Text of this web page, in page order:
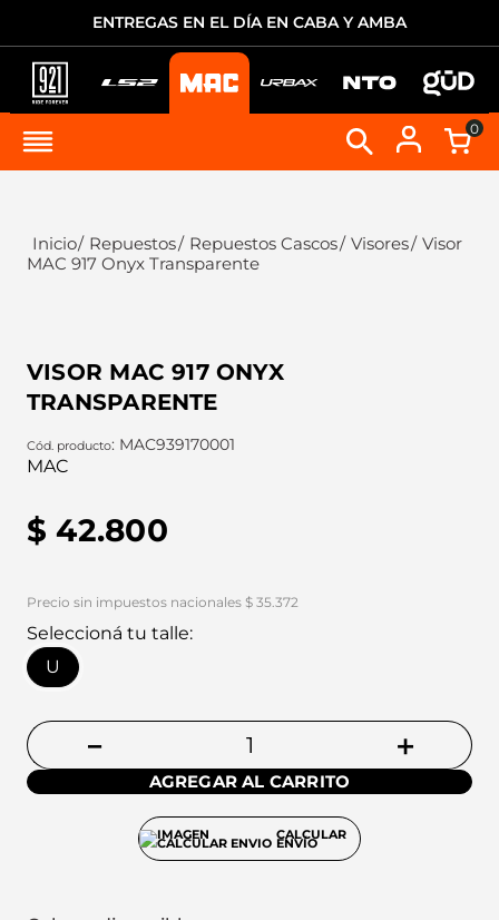
ENTREGAS EN EL DÍA EN CABA Y AMBA
0
Repuestos Repuestos Cascos Visores
Visor
MAC 917 Onyx Transparente
VISOR MAC 917 ONYX
TRANSPARENTE
: MAC939170001
MAC
$ 42.800
Precio sin impuestos nacionales $ 35.372
Seleccioná tu talle:
U
＋
－
AGREGAR AL CARRITO
CALCULAR
ENVÍO